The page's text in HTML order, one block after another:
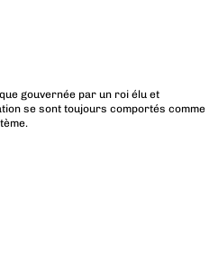
gouvernée par un roi élu et
se sont toujours comportés comme